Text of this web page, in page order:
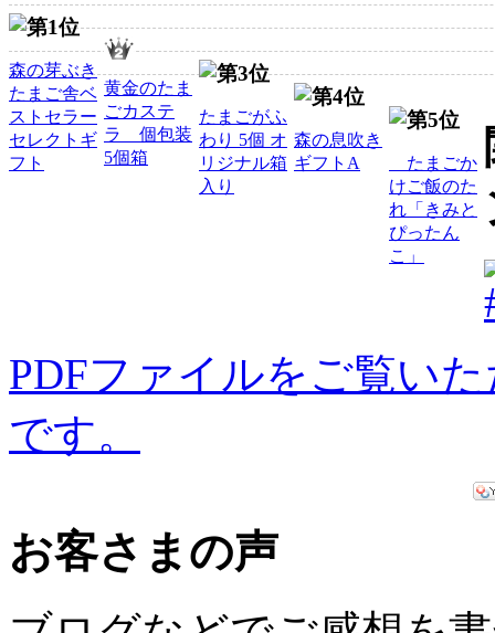
森の芽ぶき
たまご舎ベ
ストセラー
セレクトギ
フト
黄金のたま
ごカステ
ラ 個包装
5個箱
たまごがふ
わり 5個 オ
リジナル箱
入り
森の息吹き
ギフトA
たまごか
けご飯のた
れ「きみと
ぴったん
こ」
PDFファイルをご覧いた
です。
お客さまの声